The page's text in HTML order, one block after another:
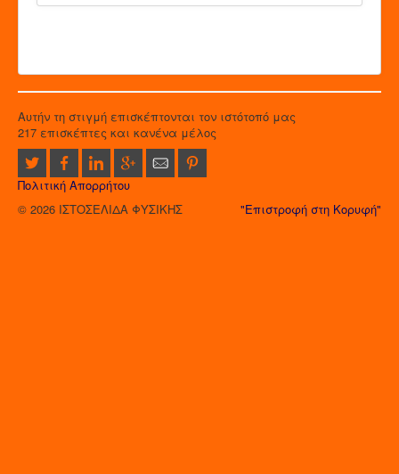
Αυτήν τη στιγμή επισκέπτονται τον ιστότοπό μας
217 επισκέπτες και κανένα μέλος
Πολιτική Απορρήτου
"Επιστροφή στη Κορυφή"
© 2026 ΙΣΤΟΣΕΛΙΔΑ ΦΥΣΙΚΗΣ